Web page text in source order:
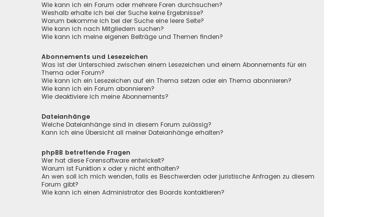
Wie kann ich ein Forum oder mehrere Foren durchsuchen?
Weshalb erhalte ich bei der Suche keine Ergebnisse?
Warum bekomme ich bei der Suche eine leere Seite?
Wie kann ich nach Mitgliedern suchen?
Wie kann ich meine eigenen Beiträge und Themen finden?
Abonnements und Lesezeichen
Was ist der Unterschied zwischen einem Lesezeichen und einem Abonnements für ein
Thema oder Forum?
Wie kann ich ein Lesezeichen auf ein Thema setzen oder ein Thema abonnieren?
Wie kann ich ein Forum abonnieren?
Wie deaktiviere ich meine Abonnements?
Dateianhänge
Welche Dateianhänge sind in diesem Forum zulässig?
Kann ich eine Übersicht all meiner Dateianhänge erhalten?
phpBB betreffende Fragen
Wer hat diese Forensoftware entwickelt?
Warum ist Funktion x oder y nicht enthalten?
An wen soll ich mich wenden, falls es Beschwerden oder juristische Anfragen zu diesem
Forum gibt?
Wie kann ich einen Administrator des Boards kontaktieren?